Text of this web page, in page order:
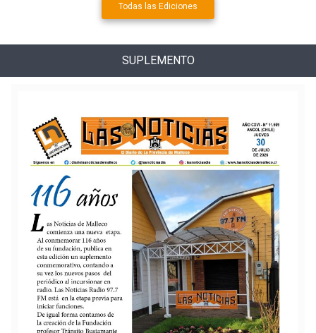
Todas las Ediciones
SUPLEMENTO